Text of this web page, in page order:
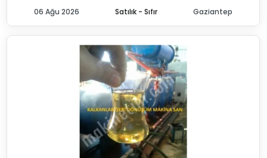
Satılık - Sıfır
06 Ağu 2026 Gaziantep